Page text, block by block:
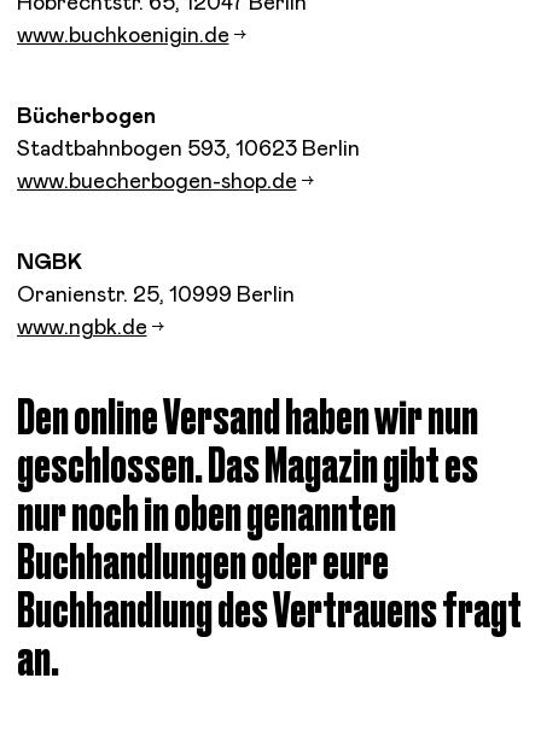
www.buchkoenigin.de
Bücherbogen
Stadtbahnbogen 593, 10623 Berlin
www.buecherbogen-shop.de
NGBK
Oranienstr. 25, 10999 Berlin
www.ngbk.de
Den online Versand haben wir nun
geschlossen. Das Magazin gibt es
nur noch in oben genannten
Buchhandlungen oder eure
Buchhandlung des Vertrauens fragt
an.